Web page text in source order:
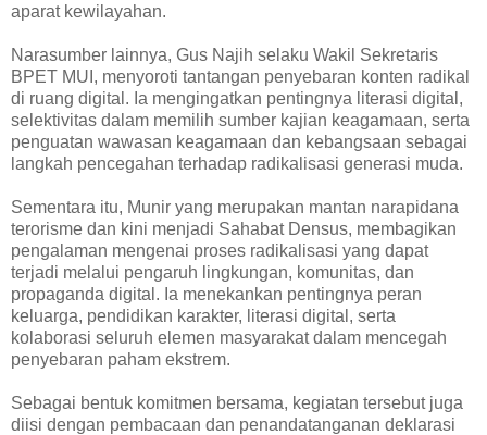
aparat kewilayahan.
Narasumber lainnya, Gus Najih selaku Wakil Sekretaris
BPET MUI, menyoroti tantangan penyebaran konten radikal
di ruang digital. Ia mengingatkan pentingnya literasi digital,
selektivitas dalam memilih sumber kajian keagamaan, serta
penguatan wawasan keagamaan dan kebangsaan sebagai
langkah pencegahan terhadap radikalisasi generasi muda.
Sementara itu, Munir yang merupakan mantan narapidana
terorisme dan kini menjadi Sahabat Densus, membagikan
pengalaman mengenai proses radikalisasi yang dapat
terjadi melalui pengaruh lingkungan, komunitas, dan
propaganda digital. Ia menekankan pentingnya peran
keluarga, pendidikan karakter, literasi digital, serta
kolaborasi seluruh elemen masyarakat dalam mencegah
penyebaran paham ekstrem.
Sebagai bentuk komitmen bersama, kegiatan tersebut juga
diisi dengan pembacaan dan penandatanganan deklarasi